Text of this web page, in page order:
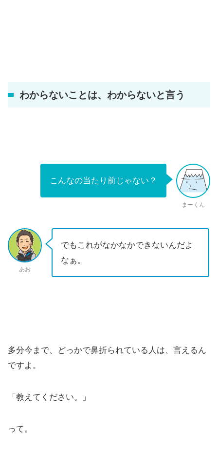
わからないことは、わからないと言う
こんなの当たり前じゃない？
まーくん
あお
でもこれがなかなかできないんだよ
なぁ。
多分今まで、どっかで鼻折られている人は、言えるん
ですよ。
「教えてください。」
って。